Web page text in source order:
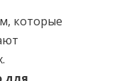
которые